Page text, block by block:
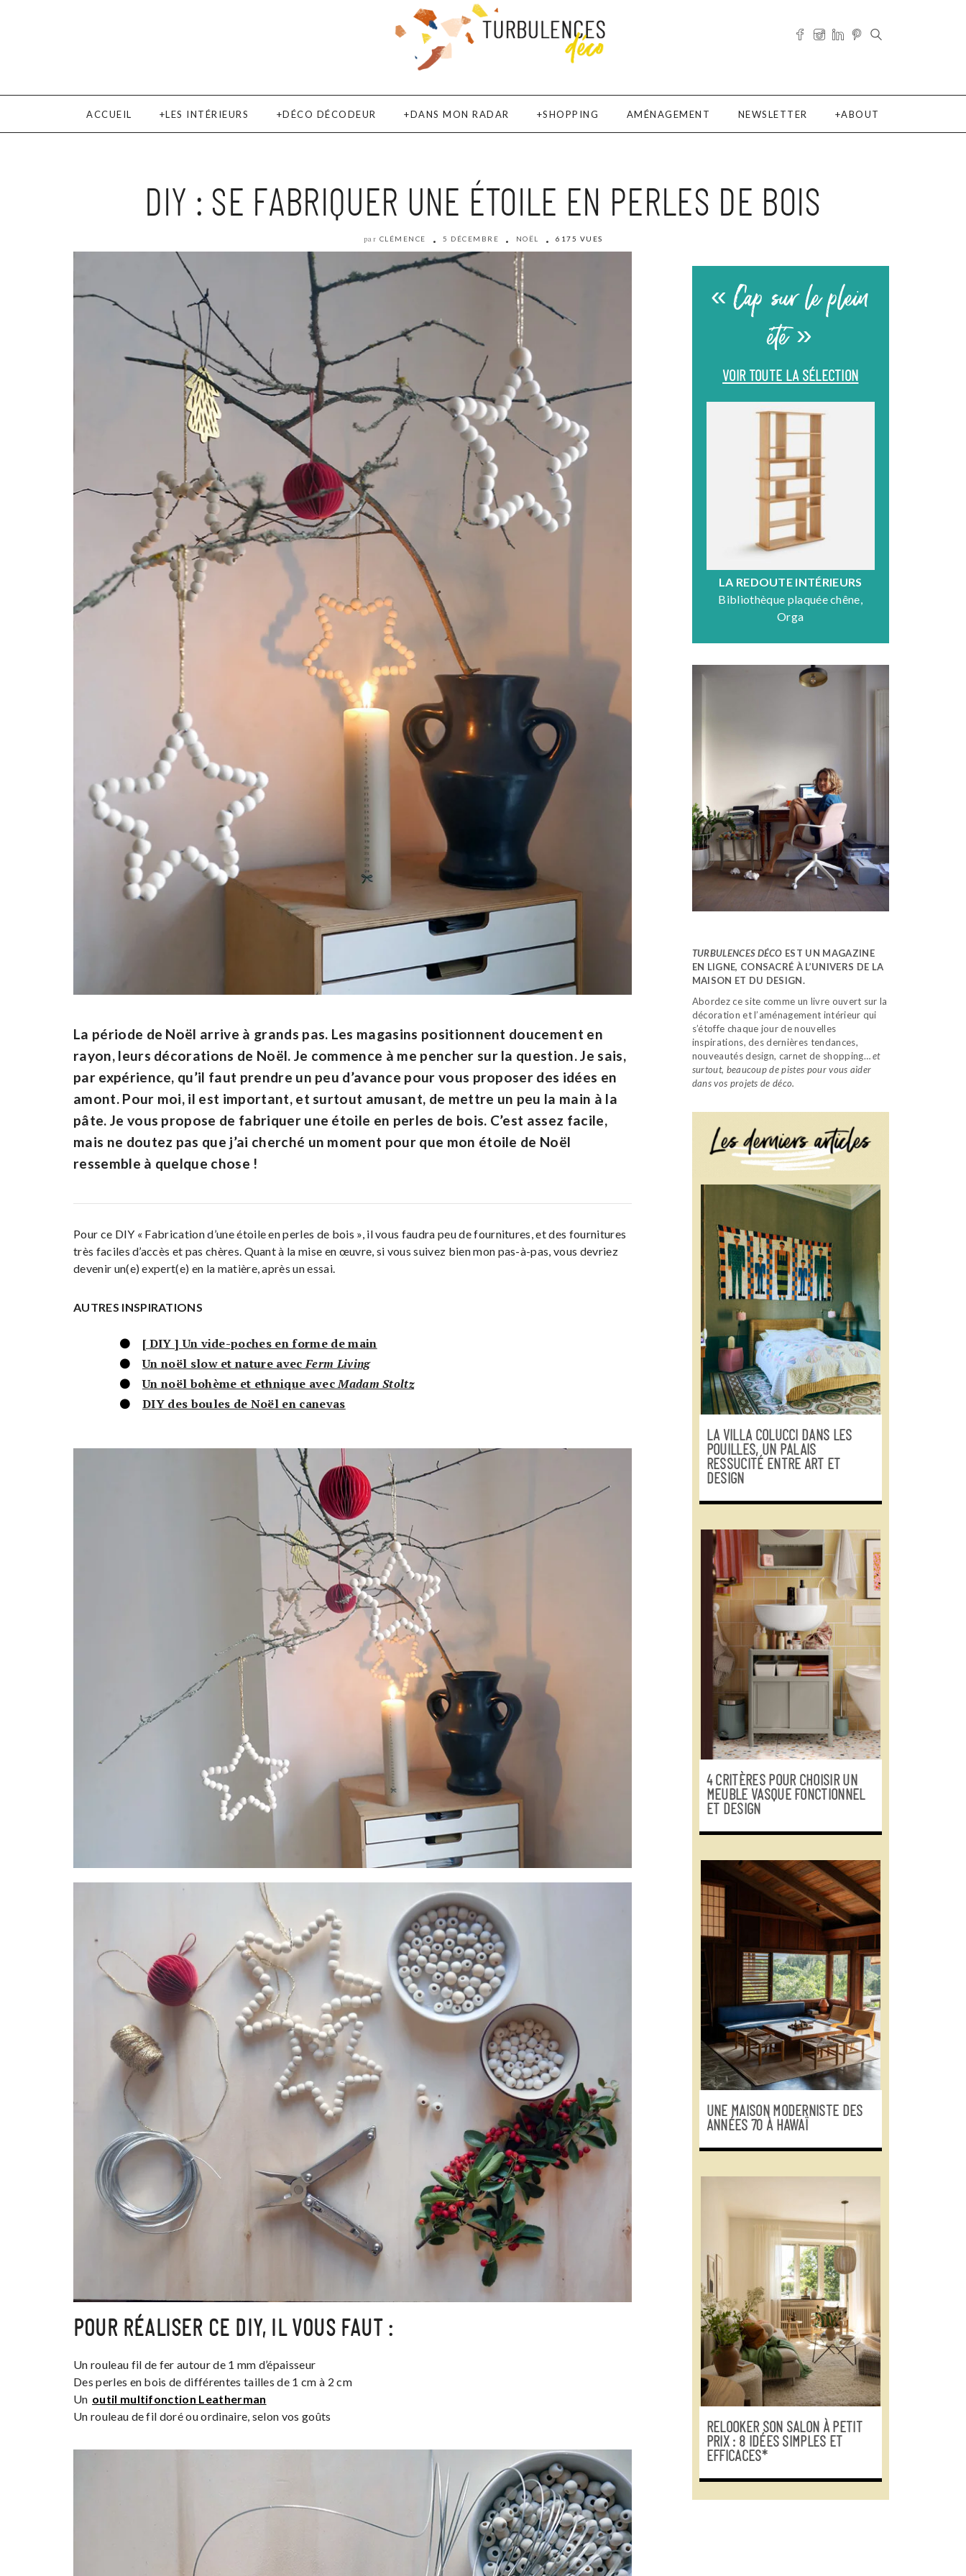
ACCUEIL LES INTÉRIEURS DÉCO DÉCODEUR DANS MON RADAR SHOPPING AMÉNAGEMENT NEWSLETTER ABOUT
DIY : SE FABRIQUER UNE ÉTOILE EN PERLES DE BOIS
par CLÉMENCE 5 DÉCEMBRE NOËL 6175 VUES
La période de Noël arrive à grands pas. Les magasins positionnent doucement en
rayon, leurs décorations de Noël. Je commence à me pencher sur la question. Je sais,
par expérience, qu’il faut prendre un peu d’avance pour vous proposer des idées en
amont. Pour moi, il est important, et surtout amusant, de mettre un peu la main à la
pâte. Je vous propose de fabriquer une étoile en perles de bois. C’est assez facile,
mais ne doutez pas que j’ai cherché un moment pour que mon étoile de Noël
ressemble à quelque chose !
Pour ce DIY « Fabrication d’une étoile en perles de bois », il vous faudra peu de fournitures, et des fournitures
très faciles d’accès et pas chères. Quant à la mise en œuvre, si vous suivez bien mon pas-à-pas, vous devriez
devenir un(e) expert(e) en la matière, après un essai.
AUTRES INSPIRATIONS
[ DIY ] Un vide-poches en forme de main
Un noël slow et nature avecFerm Living
Un noël bohème et ethnique avecMadam Stoltz
DIY des boules de Noël en canevas
POUR RÉALISER CE DIY, IL VOUS FAUT :
Un rouleau fil de fer autour de 1 mm d’épaisseur
Des perles en bois de différentes tailles de 1 cm à 2 cm
Un outil multifonction Leatherman
Un rouleau de fil doré ou ordinaire, selon vos goûts
« Cap sur le plein
été »
VOIR TOUTE LA SÉLECTION
LA REDOUTE INTÉRIEURS
Bibliothèque plaquée chêne,
Orga
TURBULENCES DÉCO EST UN MAGAZINE
EN LIGNE, CONSACRÉ À L’UNIVERS DE LA
MAISON ET DU DESIGN.
Abordez ce site comme un livre ouvert sur la
décoration et l’aménagement intérieur qui
s’étoffe chaque jour de nouvelles
inspirations, des dernières tendances,
nouveautés design, carnet de shopping…et
surtout, beaucoup de pistes pour vous aider
dans vos projets de déco.
LA VILLA COLUCCI DANS LES
POUILLES, UN PALAIS
RESSUCITÉ ENTRE ART ET
DESIGN
4 CRITÈRES POUR CHOISIR UN
MEUBLE VASQUE FONCTIONNEL
ET DESIGN
UNE MAISON MODERNISTE DES
ANNÉES 70 À HAWAÏ
RELOOKER SON SALON À PETIT
PRIX : 8 IDÉES SIMPLES ET
EFFICACES*